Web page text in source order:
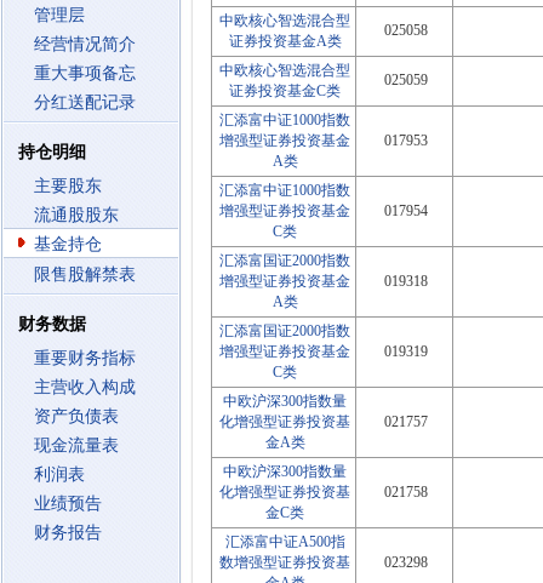
管理层
经营情况简介
重大事项备忘
分红送配记录
持仓明细
主要股东
流通股股东
基金持仓
限售股解禁表
财务数据
重要财务指标
主营收入构成
资产负债表
现金流量表
利润表
业绩预告
财务报告
中欧核心智选混合型
证券投资基金A类
025058
中欧核心智选混合型
证券投资基金C类
025059
汇添富中证1000指数
增强型证券投资基金
A类
017953
汇添富中证1000指数
增强型证券投资基金
C类
017954
汇添富国证2000指数
增强型证券投资基金
A类
019318
汇添富国证2000指数
增强型证券投资基金
C类
019319
中欧沪深300指数量
化增强型证券投资基
金A类
021757
中欧沪深300指数量
化增强型证券投资基
金C类
021758
汇添富中证A500指
数增强型证券投资基
023298